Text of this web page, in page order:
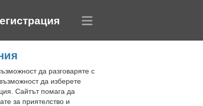
да разговаряте с
да изберете
Сайтът помага да
за приятелство и